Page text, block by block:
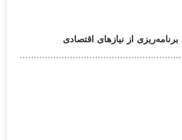
از نیازهای اقتصادی